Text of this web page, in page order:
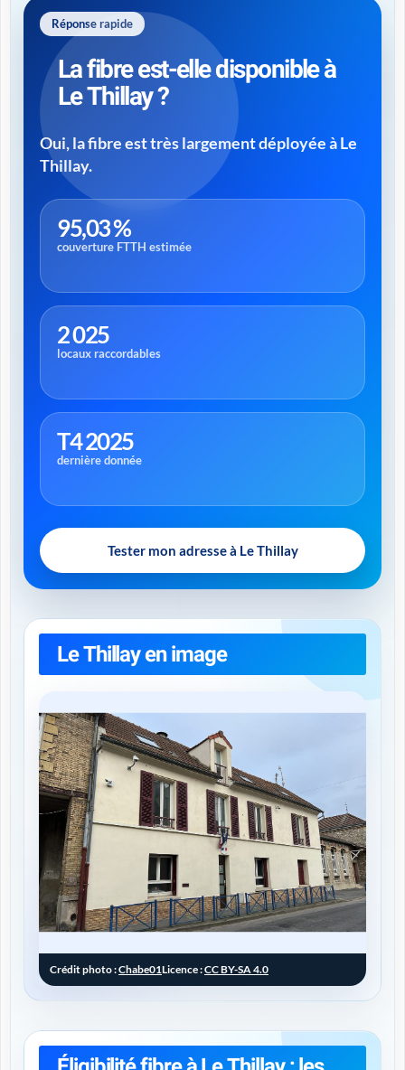
Réponse rapide
La fibre est-elle disponible à
Le Thillay ?
Oui, la fibre est très largement déployée à Le
Thillay.
95,03 %
couverture FTTH estimée
2 025
locaux raccordables
T4 2025
dernière donnée
Tester mon adresse à Le Thillay
Le Thillay en image
Crédit photo :Chabe01Licence :CC BY-SA 4.0